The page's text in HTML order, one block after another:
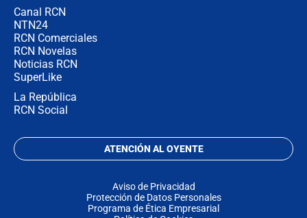
Canal RCN
NTN24
RCN Comerciales
RCN Novelas
Noticias RCN
SuperLike
La República
RCN Social
ATENCIÓN AL OYENTE
Aviso de Privacidad
Protección de Datos Personales
Programa de Ética Empresarial